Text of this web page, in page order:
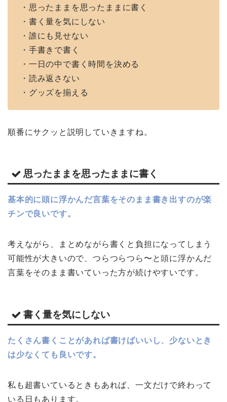
・思ったままを思ったままに書く
・書く量を気にしない
・誰にも見せない
・手書きで書く
・一日の中で書く時間を決める
・読み返さない
・グッズを揃える
順番にサクッと説明していきますね。
思ったままを思ったままに書く
基本的に頭に浮かんだ言葉をそのまま書き出すのが楽
チンで良いです。
考えながら、まとめながら書くと負担になってしまう
可能性が大きいので、つらつらつら〜と頭に浮かんだ
言葉をそのまま書いていった方が続けやすいです。
書く量を気にしない
たくさん書くことがあれば書けばいいし、少ないとき
は少なくても良いです。
私も超書いているときもあれば、一文だけで終わって
いる日もあります。